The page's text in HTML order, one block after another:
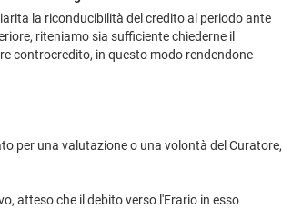
la riconducibilità del credito al periodo ante
riteniamo sia sufficiente chiederne il
controcredito, in questo modo rendendone
per una valutazione o una volontà del Curatore,
atteso che il debito verso l'Erario in esso